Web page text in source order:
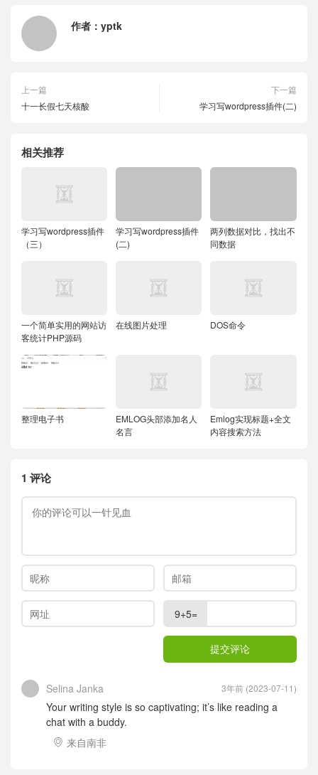
作者： yptk
上一篇
十一长假七天核酸
下一篇
学习写wordpress插件(二)
相关推荐
学习写wordpress插件
（三）
学习写wordpress插件
(二)
两列数据对比，找出不
同数据
一个简单实用的网站访
客统计PHP源码
在线图片处理 DOS命令
整理电子书
EMLOG头部添加名人
名言
Emlog实现标题+全文
内容搜索方法
1 评论
9+5=
Selina Janka
Your writing style is so captivating; it’s like reading a
chat with a buddy.
来自南非
3年前 (2023-07-11)